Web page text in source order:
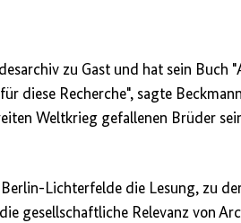
zu Gast und hat sein Buch
diese Recherche", sagte
Weltkrieg gefallenen Brüder
Lichterfelde die Lesung, zu
gesellschaftliche Relevanz von